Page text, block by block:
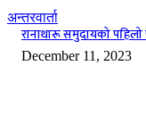
अन्तरवार्ता
रानाथारू समुदायको
December 11, 2023